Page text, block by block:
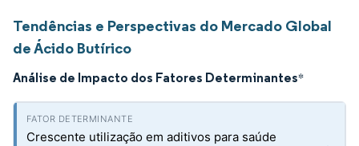
Tendências e Perspectivas do Mercado Global
de Ácido Butírico
Análise de Impacto dos Fatores Determinantes*
Crescente utilização em aditivos para saúde